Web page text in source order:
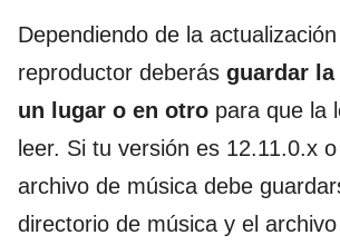
Dependiendo de la
reproductor deberás guardar
un lugar o en otro para que la
leer. Si tu versión es 12.11.0.x
archivo de música debe
directorio de música y el